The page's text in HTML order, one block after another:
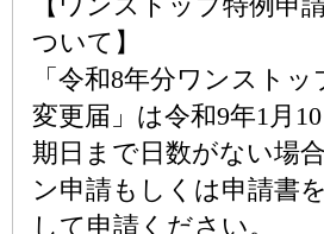
ついて】
「令和8年分ワンストッ
変更届」は令和9年1月10
期日まで日数がない場
ン申請もしくは申請書
して申請ください。